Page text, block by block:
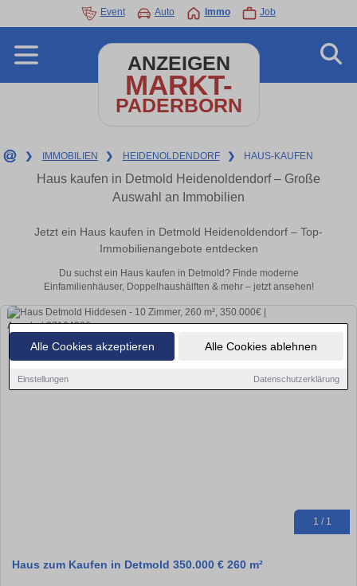
Alle Cookies akzeptieren Alle Cookies ablehnen
Einstellungen Datenschutzerklärung
Event Auto Immo Job
ANZEIGEN
MARKT-
PADERBORN
❯ IMMOBILIEN ❯ HEIDENOLDENDORF ❯ HAUS-KAUFEN
Haus kaufen in Detmold Heidenoldendorf – Große
Auswahl an Immobilien
Jetzt ein Haus kaufen in Detmold Heidenoldendorf – Top-
Immobilienangebote entdecken
Du suchst ein Haus kaufen in Detmold? Finde moderne
Einfamilienhäuser, Doppelhaushälften & mehr – jetzt ansehen!
1 / 1
Haus zum Kaufen in Detmold 350.000 € 260 m²